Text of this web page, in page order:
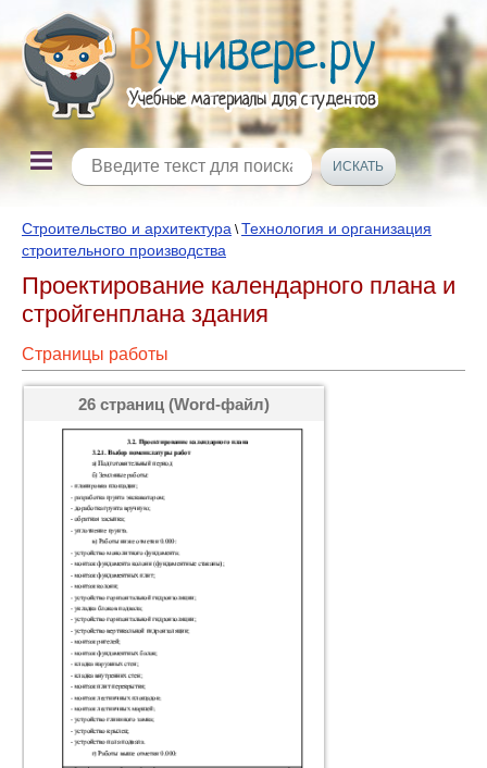
Строительство и архитектура \Технология и организация
строительного производства
Проектирование календарного плана и
стройгенплана здания
Страницы работы
26 страниц (Word-файл)